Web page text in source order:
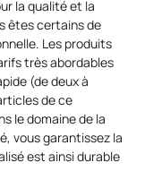
la qualité et la
êtes certains de
Les produits
très abordables
(de deux à
de ce
le domaine de la
vous garantissez la
est ainsi durable